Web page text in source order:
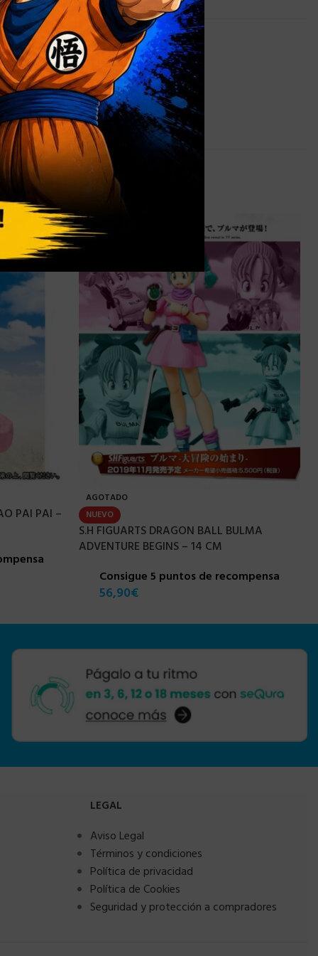
0,9 kg
PAI PAI –
AGOTADO
NUEVO
S.H FIGUARTS DRAGON BALL BULMA
ADVENTURE BEGINS – 14 CM
Consigue 5 puntos de recompensa
56,90€
LEGAL
Aviso Legal
Términos y condiciones
Política de privacidad
Política de Cookies
Seguridad y protección a compradores